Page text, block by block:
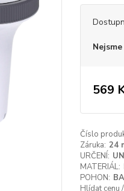
569
Číslo
Záruka: 24
URČENÍ:
MATERIÁL:
POHON:
Hlídat cenu